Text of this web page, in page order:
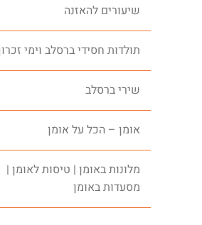
שיעורים להאזנה
תולדות חסידי ברסלב וימי
שירי ברסלב
אומן – הכל על אומן
מלונות באומן | טיסות לאומן |
מסעדות באומן